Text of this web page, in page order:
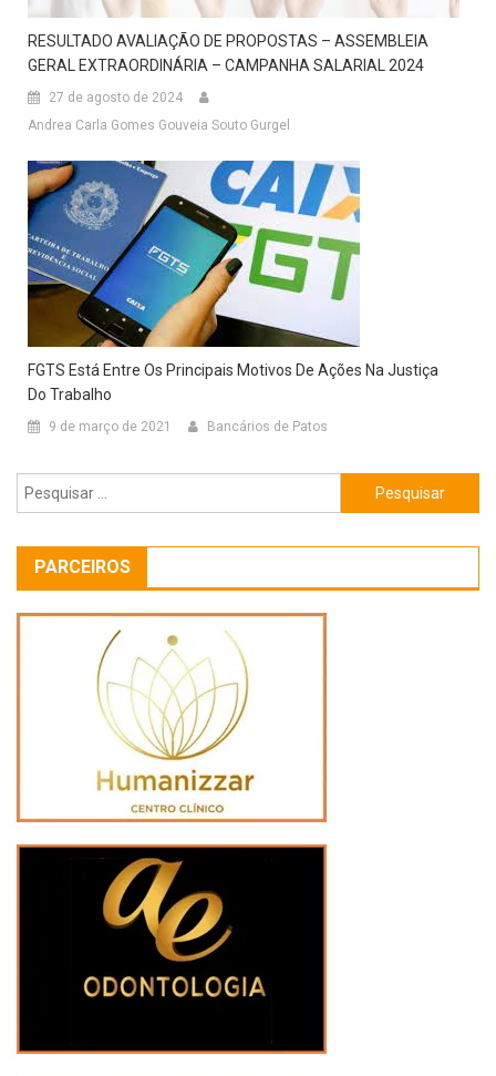
RESULTADO AVALIAÇÃO DE PROPOSTAS – ASSEMBLEIA
GERAL EXTRAORDINÁRIA – CAMPANHA SALARIAL 2024
27 de agosto de 2024
Andrea Carla Gomes Gouveia Souto Gurgel
FGTS Está Entre Os Principais Motivos De Ações Na Justiça
Do Trabalho
9 de março de 2021 Bancários de Patos
Pesquisar
por:
PARCEIROS